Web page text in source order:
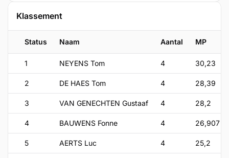
Klassement
Status Naam Aantal MP
1 NEYENS Tom 4 30,23
2 DE HAES Tom 4 28,39
3 VAN GENECHTEN Gustaaf 4 28,2
4 BAUWENS Fonne 4 26,907
5 AERTS Luc 4 25,2